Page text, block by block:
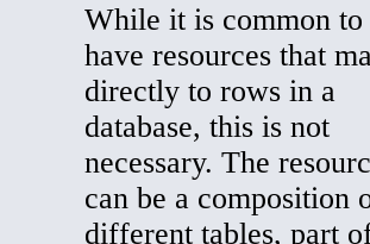
While it is common to
have resources that
directly to rows in a
database, this is not
necessary. The
can be a composition
different tables, part